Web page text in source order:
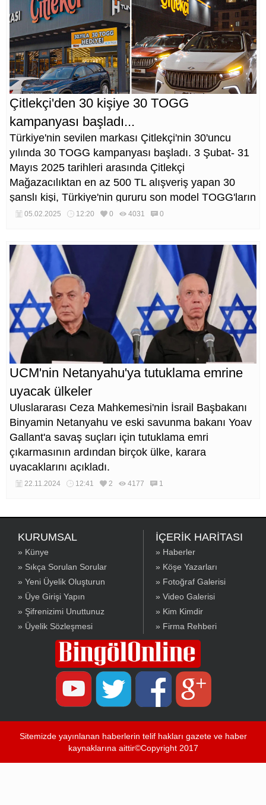
Çitlekçi'den 30 kişiye 30 TOGG
kampanyası başladı...
Türkiye'nin sevilen markası Çitlekçi'nin 30'uncu
yılında 30 TOGG kampanyası başladı. 3 Şubat- 31
Mayıs 2025 tarihleri arasında Çitlekçi
Mağazacılıktan en az 500 TL alışveriş yapan 30
şanslı kişi, Türkiye'nin gururu son model TOGG'ların
sahibi olma fırsatı yakalayacak.
05.02.2025 12:20 0 4031 0
UCM'nin Netanyahu'ya tutuklama emrine
uyacak ülkeler
Uluslararası Ceza Mahkemesi'nin İsrail Başbakanı
Binyamin Netanyahu ve eski savunma bakanı Yoav
Gallant'a savaş suçları için tutuklama emri
çıkarmasının ardından birçok ülke, karara
uyacaklarını açıkladı.
22.11.2024 12:41 2 4177 1
KURUMSAL
» Künye
» Sıkça Sorulan Sorular
» Yeni Üyelik Oluşturun
» Üye Girişi Yapın
» Şifrenizimi Unuttunuz
» Üyelik Sözleşmesi
İÇERİK HARİTASI
» Haberler
» Köşe Yazarları
» Fotoğraf Galerisi
» Video Galerisi
» Kim Kimdir
» Firma Rehberi
Sitemizde yayınlanan haberlerin telif hakları gazete ve haber
kaynaklarına aittir©Copyright 2017